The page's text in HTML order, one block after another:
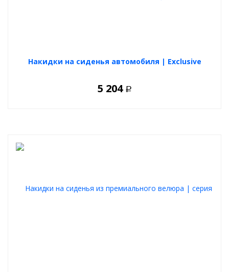
Накидки на сиденья автомобиля | Exclusive
5 204 Р